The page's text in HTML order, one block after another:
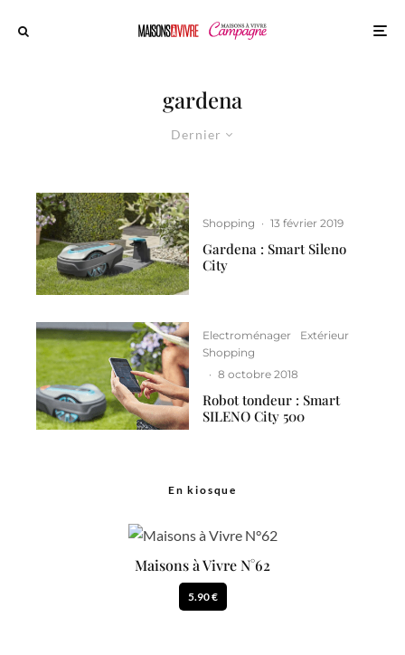
gardena
Dernier
Shopping · 13 février 2019
Gardena : Smart Sileno
City
Electroménager
Extérieur
Shopping
· 8 octobre 2018
Robot tondeur : Smart
SILENO City 500
En kiosque
Maisons à Vivre N°62
5.90 €